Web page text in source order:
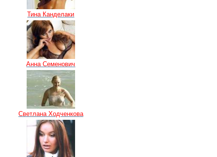
Тина Канделаки
Анна Семенович
Светлана Ходченкова